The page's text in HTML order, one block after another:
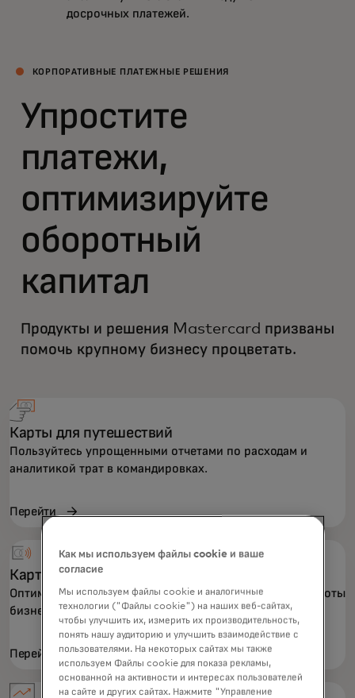
досрочных платежей.
КОРПОРАТИВНЫЕ ПЛАТЕЖНЫЕ РЕШЕНИЯ
Упростите
платежи,
оптимизируйте
оборотный
капитал
Продукты и решения Mastercard призваны
помочь крупному бизнесу процветать.
Карты для путешествий
Пользуйтесь упрощенными отчетами по расходам и
аналитикой трат в командировках.
Перейти
Карты для закупок
Оптимизируйте процесс закупок для эффективной работы
бизнеса.
Перейти
Как мы используем файлы cookie и ваше
согласие
Мы используем файлы cookie и аналогичные
технологии ("Файлы cookie") на наших веб-сайтах,
чтобы улучшить их, измерить их производительность,
понять нашу аудиторию и улучшить взаимодействие с
пользователями. На некоторых сайтах мы также
используем Файлы cookie для показа рекламы,
основанной на активности и интересах пользователей
на сайте и других сайтах. Нажмите "Управление